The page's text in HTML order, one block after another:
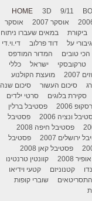
HOME 3D 9/11
אוסקר 2007
אוסקר
ביקורת
במאים שעברו ניתוח
גיבורי על דוד פרלוב
די.וי.די
הכי טובים
המדור המודפס
טרקובסקי ישראל
כללי
מועצת הקולנוע
סיכום העשור
סיכום שנה
סקירת בלוגים
סרטי ילדים
2006
פסטיבל ברלין
ונציה 2006
פסטיבל
פסטיבל חיפה 2008
ירושלים 2007
פסטיבל
פסטיבל קאן 2008
2008
קוונטין טרנטינו
קטנוניזם
קטעי וידיאו
שוברי קופות